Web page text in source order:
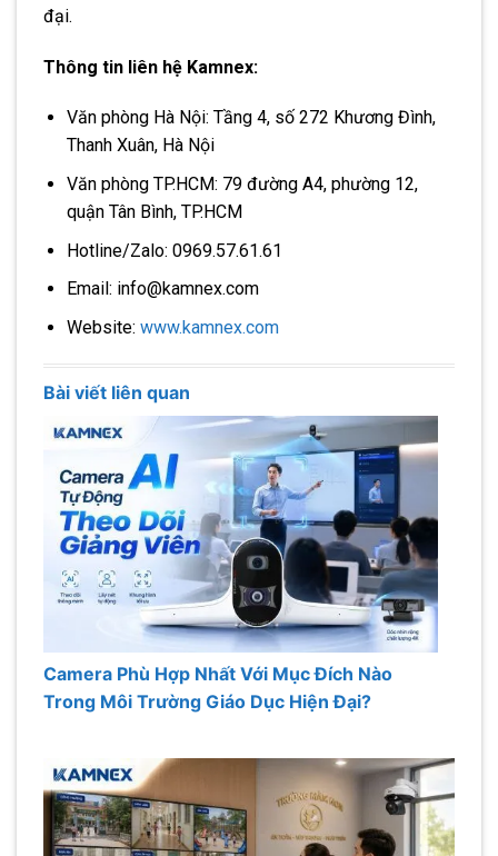
đại.
Thông tin liên hệ Kamnex:
Văn phòng Hà Nội: Tầng 4, số 272 Khương Đình,
Thanh Xuân, Hà Nội
Văn phòng TP.HCM: 79 đường A4, phường 12,
quận Tân Bình, TP.HCM
Hotline/Zalo: 0969.57.61.61
Email: info@kamnex.com
Website: www.kamnex.com
Bài viết liên quan
Camera Phù Hợp Nhất Với Mục Đích Nào
Trong Môi Trường Giáo Dục Hiện Đại?